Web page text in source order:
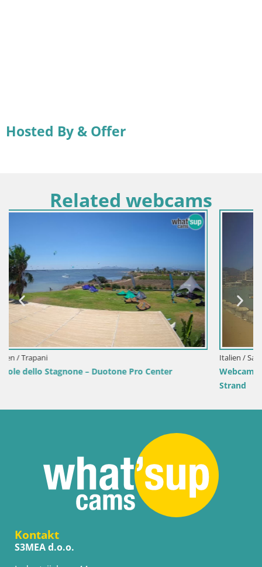
Hosted By & Offer
Related webcams
Italien / Sardinien / Golfo Aranci
Webcam Terza Spiaggia Golfo Aranci – Liveblick auf den
Kontakt
S3MEA d.o.o.